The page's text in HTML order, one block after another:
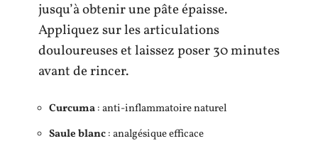
jusqu’à obtenir une pâte épaisse.
Appliquez sur les articulations
douloureuses et laissez poser 30 minutes
avant de rincer.
Curcuma: anti-inflammatoire naturel
Saule blanc: analgésique efficace